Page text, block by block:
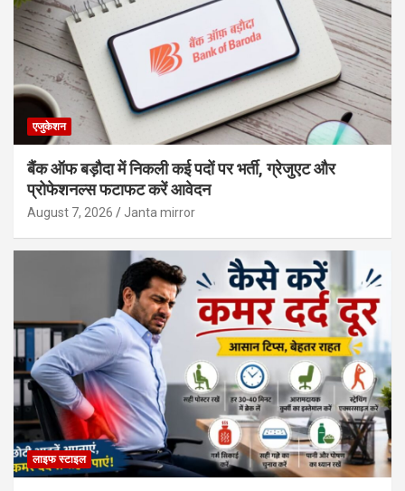
एजुकेशन
बैंक ऑफ बड़ौदा में निकली कई पदों पर भर्ती, ग्रेजुएट और
प्रोफेशनल्स फटाफट करें आवेदन
August 7, 2026 Janta mirror
लाइफ स्टाइल